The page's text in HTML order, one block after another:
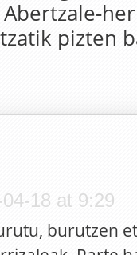
pizten
18 at 9:29
burutzen